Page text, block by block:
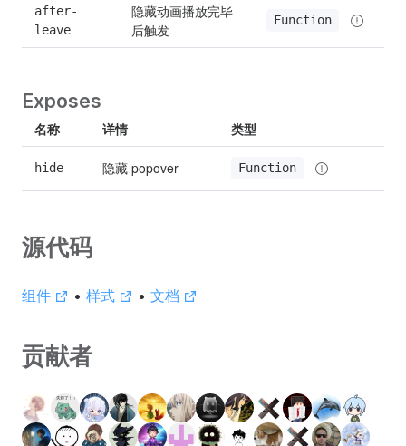
after-
leave
隐藏动画播放完毕
后触发
Function
Exposes
名称 详情 类型
hide 隐藏 popover Function
源代码
组件 • 样式 • 文档
贡献者